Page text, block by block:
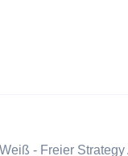
- Freier